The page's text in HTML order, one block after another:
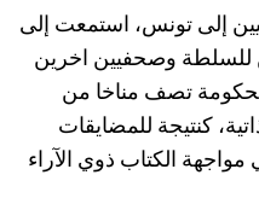
إلى تونس، استمعت إلى
وصحفيين اخرين
تصف مناخا من
كنتيجة للمضايقات
الكتاب ذوي الآراء